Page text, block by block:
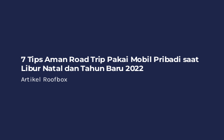
7 Tips Aman Road Trip Pakai Mobil Pribadi saat
Libur Natal dan Tahun Baru 2022
Artikel Roofbox